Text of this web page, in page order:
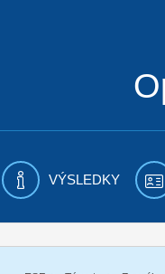
VÝSLEDKY